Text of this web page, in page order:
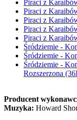
Piraci z
Piraci z
Piraci z
Piraci z
Piraci z
Śródziemie -
Śródziemie -
Śródziemie -
Rozszerzona
Producent
Muzyka: Howard